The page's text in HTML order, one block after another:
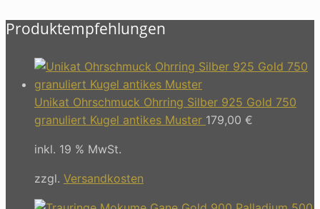
Produktempfehlungen
Unikat Ohrschmuck Ohrring Silber 925 Gold 750
granuliert Kugel antikes Muster 179,00 €
inkl. 19 % MwSt.
zzgl. Versandkosten